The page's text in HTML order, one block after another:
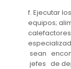
f. Ejecutar
equipos;
sean
jefes de